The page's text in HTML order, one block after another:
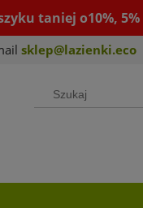
taniej o10%, 5%
sklep@lazienki.eco